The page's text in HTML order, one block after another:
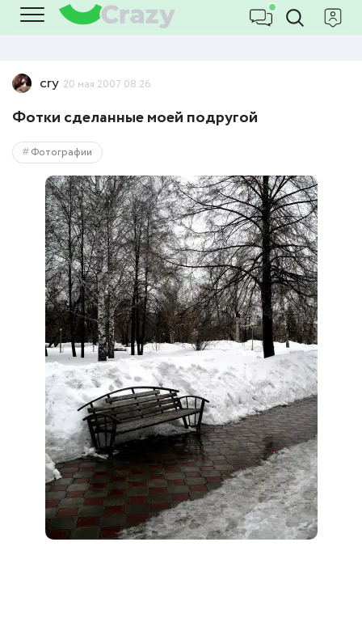
cry 20 мая 2007 08:26
Фотки сделанные моей подругой
Фотографии